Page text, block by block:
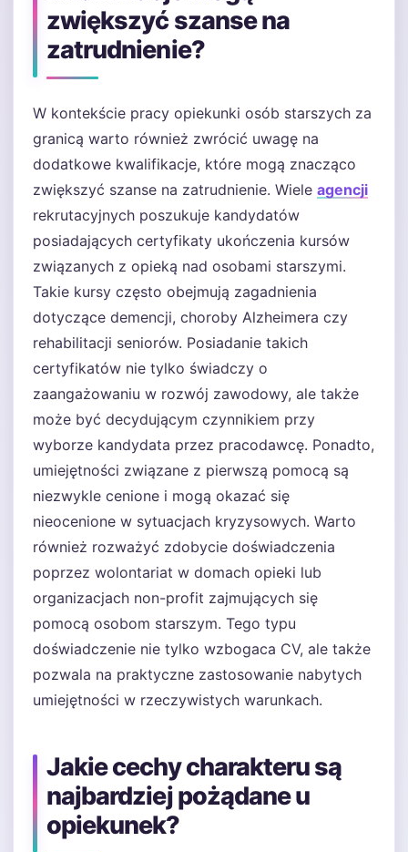
zwiększyć szanse na
zatrudnienie?
W kontekście pracy opiekunki osób starszych za
granicą warto również zwrócić uwagę na
dodatkowe kwalifikacje, które mogą znacząco
zwiększyć szanse na zatrudnienie. Wiele agencji
rekrutacyjnych poszukuje kandydatów
posiadających certyfikaty ukończenia kursów
związanych z opieką nad osobami starszymi.
Takie kursy często obejmują zagadnienia
dotyczące demencji, choroby Alzheimera czy
rehabilitacji seniorów. Posiadanie takich
certyfikatów nie tylko świadczy o
zaangażowaniu w rozwój zawodowy, ale także
może być decydującym czynnikiem przy
wyborze kandydata przez pracodawcę. Ponadto,
umiejętności związane z pierwszą pomocą są
niezwykle cenione i mogą okazać się
nieocenione w sytuacjach kryzysowych. Warto
również rozważyć zdobycie doświadczenia
poprzez wolontariat w domach opieki lub
organizacjach non-profit zajmujących się
pomocą osobom starszym. Tego typu
doświadczenie nie tylko wzbogaca CV, ale także
pozwala na praktyczne zastosowanie nabytych
umiejętności w rzeczywistych warunkach.
Jakie cechy charakteru są
najbardziej pożądane u
opiekunek?